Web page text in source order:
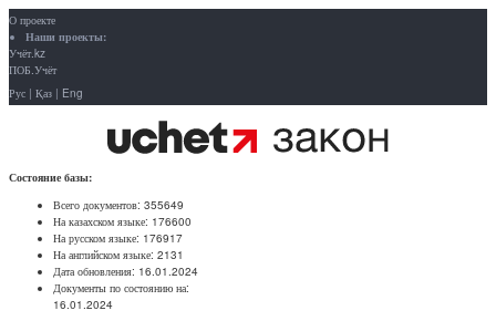
О проекте
Наши проекты:
Учёт.kz
ПОБ.Учёт
Рус | Қаз | Eng
Состояние базы:
Всего документов: 355649
На казахском языке: 176600
На русском языке: 176917
На английском языке: 2131
Дата обновления: 16.01.2024
Документы по состоянию на:
16.01.2024